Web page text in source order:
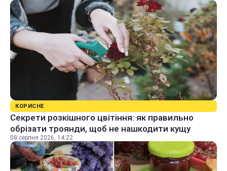
КОРИСНЕ
Секрети розкішного цвітіння: як правильно
обрізати троянди, щоб не нашкодити кущу
08 серпня 2026, 14:22